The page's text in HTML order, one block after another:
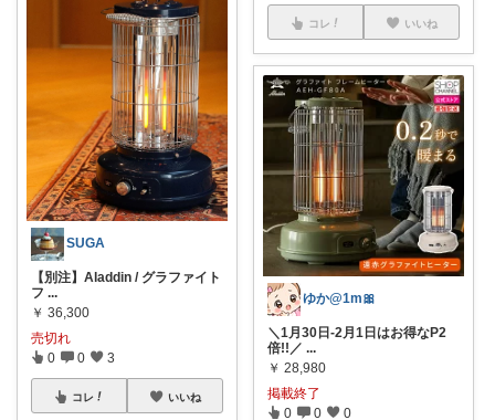
SUGA
【別注】Aladdin / グラファイト
フ ...
￥ 36,300
売切れ
0 0 3
コレ いいね
コレ いいね
ゆか@1m🎀
＼1月30日-2月1日はお得なP2
倍!!／ ...
￥ 28,980
掲載終了
0 0 0